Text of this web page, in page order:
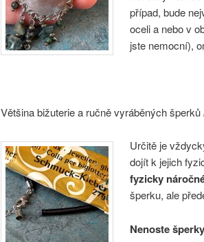
případ, bude
oceli a nebo v
jste nemocní),
Většina bižuterie a ručně vyráběných šperků
Určitě je
dojít k jejich
fyzicky
šperku, ale
Nenoste